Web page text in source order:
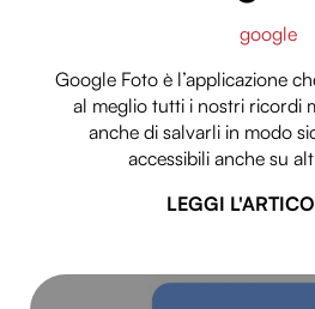
google
Google Foto è l’applicazione
al meglio tutti i nostri ricordi
anche di salvarli in modo
accessibili anche su
LEGGI